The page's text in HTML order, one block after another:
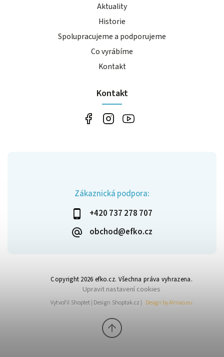
Zákaznická podpora:
+420 737 278 707
obchod@efko.cz
Aktuality
Historie
Spolupracujeme a podporujeme
Co vyrábíme
Kontakt
Kontakt
Copyright 2026 efko.cz. Všechna práva vyhrazena.
Upravit nastavení cookies
Vytvořil Shoptet| Design Shoptak.cz | Design by Almao.eu